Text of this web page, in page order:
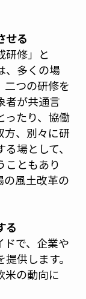
せる
研修」と
、多くの場
二つの研修を
者が共通言
ったり、協働
方、別々に研
場として、
こともあり
の風土改革の
る
ドで、企業や
供します。
米の動向に